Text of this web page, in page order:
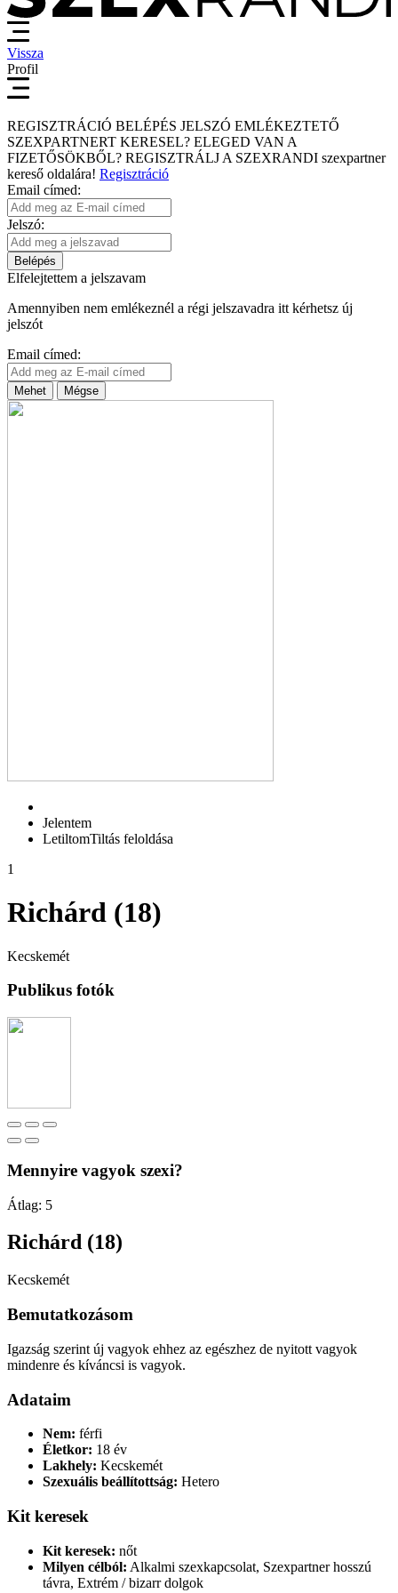
Vissza
Profil
REGISZTRÁCIÓ BELÉPÉS JELSZÓ EMLÉKEZTETŐ
SZEXPARTNERT KERESEL? ELEGED VAN A
FIZETŐSÖKBŐL? REGISZTRÁLJ A SZEXRANDI szexpartner
kereső oldalára! Regisztráció
Email címed:
Jelszó:
Belépés
Elfelejtettem a jelszavam
Amennyiben nem emlékeznél a régi jelszavadra itt kérhetsz új
jelszót
Email címed:
Mehet Mégse
Jelentem
LetiltomTiltás feloldása
1
Richárd (18)
Kecskemét
Publikus fotók
Mennyire vagyok szexi?
Átlag: 5
Richárd (18)
Kecskemét
Bemutatkozásom
Igazság szerint új vagyok ehhez az egészhez de nyitott vagyok
mindenre és kíváncsi is vagyok.
Adataim
Nem: férfi
Életkor: 18 év
Lakhely: Kecskemét
Szexuális beállítottság: Hetero
Kit keresek
Kit keresek: nőt
Milyen célból: Alkalmi szexkapcsolat, Szexpartner hosszú
távra, Extrém / bizarr dolgok